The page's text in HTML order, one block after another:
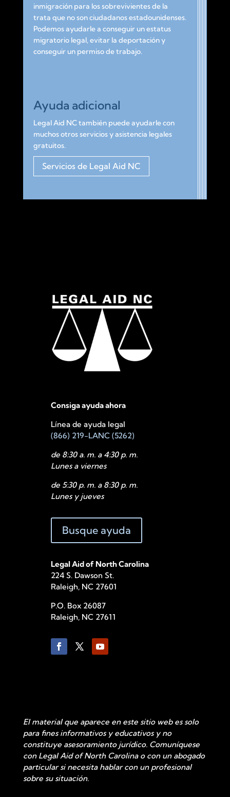
inmigración para los sobrevivientes de la
trata que no son ciudadanos estadounidenses.
Podemos ayudarle a conseguir un estatus
migratorio legal, evitar la deportación y
conseguir un permiso de trabajo.
Ayuda adicional
Legal Aid NC también puede ayudarle con
muchos otrosservicios y asistencia legales
gratuitos.
Servicios de Legal Aid NC
Consiga ayuda ahora
Línea de ayuda legal
(866) 219-LANC (5262)
de 8:30 a. m. a 4:30 p. m.
Lunes a viernes
de 5:30 p. m. a 8:30 p. m.
Lunes y jueves
Busque ayuda
Legal Aid of North Carolina
224 S. Dawson St.
Raleigh, NC 27601
P.O. Box 26087
Raleigh, NC 27611
El material que aparece en este sitio web es solo
para fines informativos y educativos y no
constituye asesoramiento jurídico. Comuníquese
con Legal Aid of North Carolina o con un abogado
particular si necesita hablar con un profesional
sobre su situación.